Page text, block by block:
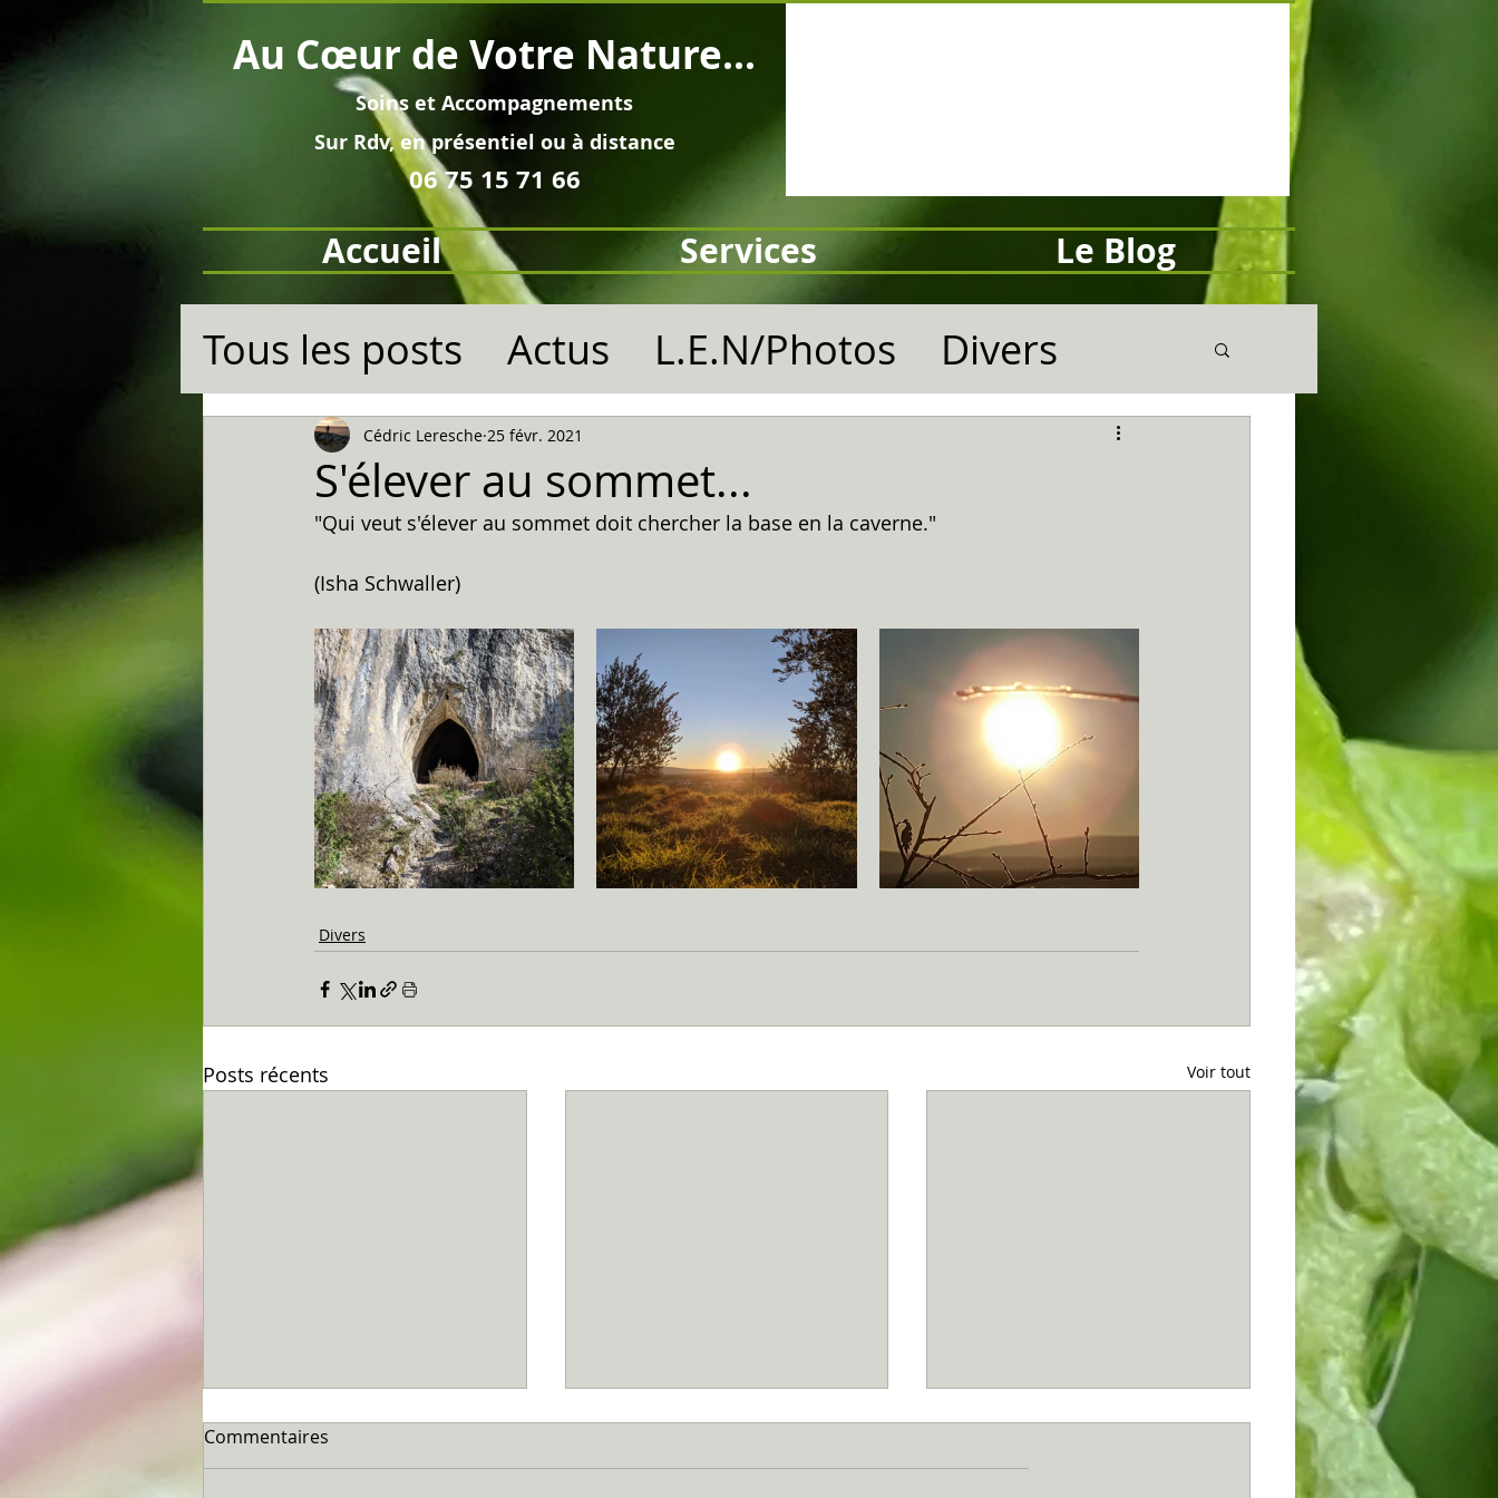
Soins et Accompagnements
Sur Rdv, en présentiel ou à distance
06 75 15 71 66
Au Cœur de Votre Nature...
Accueil Services Le Blog
Tous les posts Actus L.E.N/Photos Divers
S'élever au sommet...
Cédric Leresche 25 févr. 2021
"Qui veut s'élever au sommet doit chercher la base en la caverne."
(Isha Schwaller)
Divers
Posts récents Voir tout
Commentaires